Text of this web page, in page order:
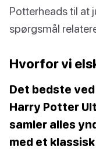
Potterheads til at
spørgsmål
Hvorfor vi
Det bedste
Harry Potter
samler alles
med et